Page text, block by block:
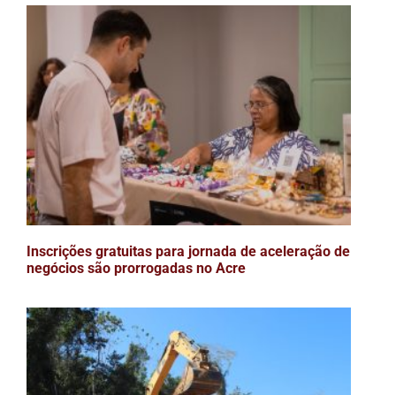
Inscrições gratuitas para jornada de aceleração de
negócios são prorrogadas no Acre